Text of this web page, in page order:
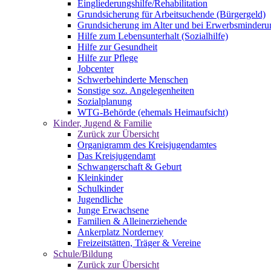
Eingliederungshilfe/Rehabilitation
Grundsicherung für Arbeitsuchende (Bürgergeld)
Grundsicherung im Alter und bei
Hilfe zum Lebensunterhalt (Sozialhilfe)
Hilfe zur Gesundheit
Hilfe zur Pflege
Jobcenter
Schwerbehinderte Menschen
Sonstige soz. Angelegenheiten
Sozialplanung
WTG-Behörde (ehemals Heimaufsicht)
Kinder, Jugend & Familie
Zurück zur Übersicht
Organigramm des Kreisjugendamtes
Das Kreisjugendamt
Schwangerschaft & Geburt
Kleinkinder
Schulkinder
Jugendliche
Junge Erwachsene
Familien & Alleinerziehende
Ankerplatz Norderney
Freizeitstätten, Träger & Vereine
Schule/Bildung
Zurück zur Übersicht